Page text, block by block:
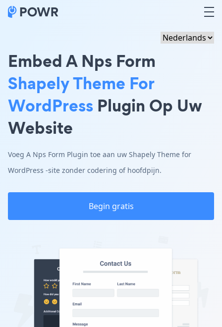
Embed A Nps Form
Shapely Theme For
WordPress Plugin Op Uw
Website
Voeg A Nps Form Plugin toe aan uw Shapely Theme for
WordPress -site zonder codering of hoofdpijn.
Begin gratis